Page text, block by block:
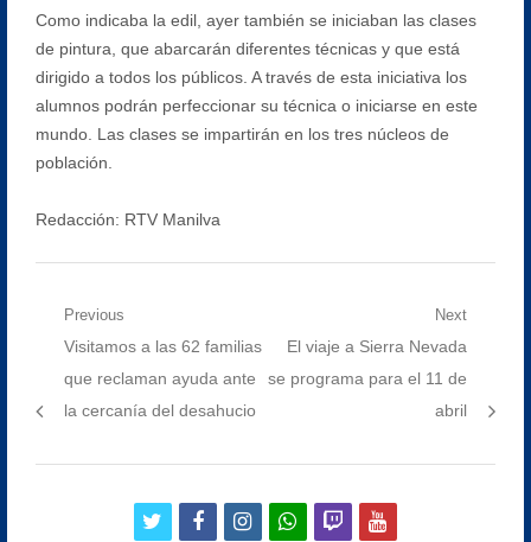
Como indicaba la edil, ayer también se iniciaban las clases
de pintura, que abarcarán diferentes técnicas y que está
dirigido a todos los públicos. A través de esta iniciativa los
alumnos podrán perfeccionar su técnica o iniciarse en este
mundo. Las clases se impartirán en los tres núcleos de
población.
Redacción: RTV Manilva
Navegación
entradas
Previous
Previous
post:
Visitamos a las 62 familias
que reclaman ayuda ante
la cercanía del desahucio
Next
Next
post:
El viaje a Sierra Nevada
se programa para el 11 de
abril
twitterfacebookinstagramwhatsapp
twitchyoutube